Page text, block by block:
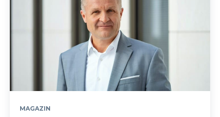
MAGAZIN